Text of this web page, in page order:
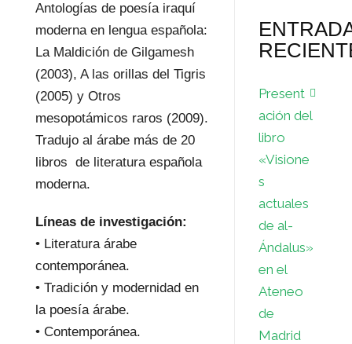
Antologías de poesía iraquí
moderna en lengua española:
La Maldición de Gilgamesh
(2003), A las orillas del Tigris
(2005) y Otros
mesopotámicos raros (2009).
Tradujo al árabe más de 20
libros de literatura española
moderna.
Líneas de investigación:
• Literatura árabe
contemporánea.
• Tradición y modernidad en
la poesía árabe.
• Contemporánea.
Present
ación del
libro
«Visione
s
actuales
de al-
Ándalus»
en el
Ateneo
de
Madrid